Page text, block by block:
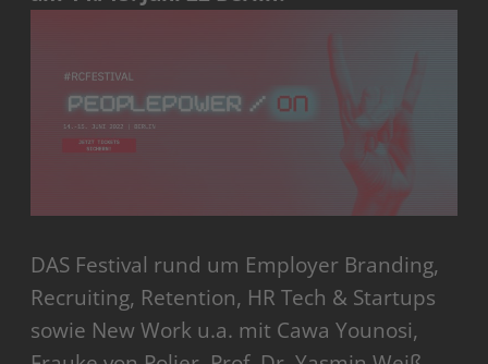
DAS Festival rund um Employer Branding,
Recruiting, Retention, HR Tech & Startups
sowie New Work u.a. mit Cawa Younosi,